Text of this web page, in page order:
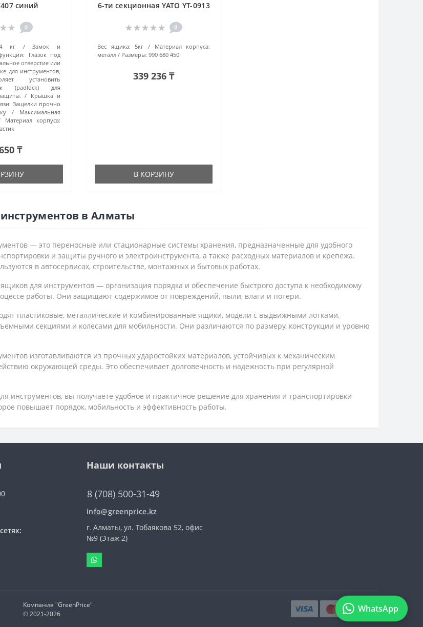
синий
0
кг
Замок и
Глазок под
отверстие или
для инструментов,
установить
(padlock) для
Крышка и
Защелки прочно
Максимальная
Материал корпуса:
₸
6-ти секционная YATO YT-0913
0
Вес ящика: 5кг
Материал корпуса:
металл
Размеры: 990 680 450
339 236 ₸
В КОРЗИНУ
в Алматы
— это переносные или стационарные системы хранения, предназначенные для удобного
и защиты ручного и электроинструмента, а также расходных материалов и крепежа.
в автосервисах, строительстве, монтажных и бытовых работах.
для инструментов — организация порядка и обеспечение быстрого доступа к необходимому
работы. Они защищают содержимое от повреждений, пыли, влаги и потери.
пластиковые, металлические и комбинированные ящики, модели с выдвижными лотками,
секциями и колесами для мобильности. Они различаются по размеру, конструкции и уровню
изготавливаются из прочных ударостойких материалов, устойчивых к механическим
окружающей среды. Это обеспечивает долговечность и надежность при регулярной
инструментов, вы получаете удобное и практичное решение для хранения и транспортировки
повышает порядок, мобильность и эффективность работы.
WhatsApp
Наши контакты
8 (708) 500-31-49
info@greenprice.kz
г. Алматы, ул. Тобаякова 52, офис
№9 (Этаж 2)
Компания "GreenPrice"
© 2021-2026